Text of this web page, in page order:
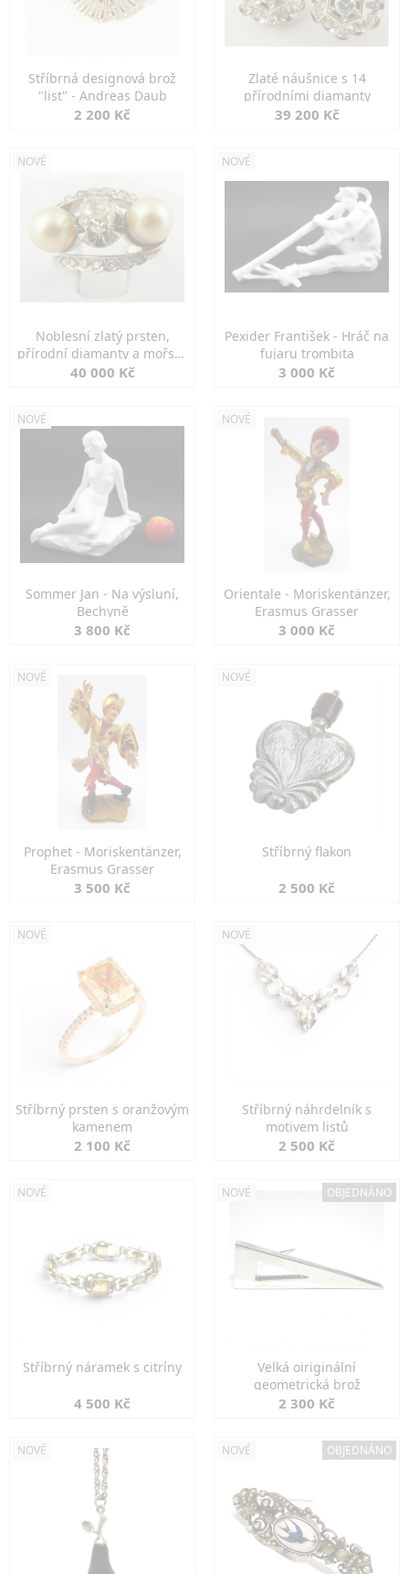
Stříbrná designová brož
"list" - Andreas Daub
2 200 Kč
Zlaté náušnice s 14
přírodními diamanty
39 200 Kč
NOVÉ
Noblesní zlatý prsten,
přírodní diamanty a mořské
perly
40 000 Kč
NOVÉ
Pexider František - Hráč na
fujaru trombita
3 000 Kč
NOVÉ
Sommer Jan - Na výsluní,
Bechyně
3 800 Kč
NOVÉ
Orientale - Moriskentänzer,
Erasmus Grasser
3 000 Kč
NOVÉ
Prophet - Moriskentänzer,
Erasmus Grasser
3 500 Kč
NOVÉ
Stříbrný flakon
2 500 Kč
NOVÉ
Stříbrný prsten s oranžovým
kamenem
2 100 Kč
NOVÉ
Stříbrný náhrdelník s
motivem listů
2 500 Kč
NOVÉ
Stříbrný náramek s citríny
4 500 Kč
NOVÉ OBJEDNÁNO
Velká oiriginální
geometrická brož
2 300 Kč
NOVÉ NOVÉ OBJEDNÁNO